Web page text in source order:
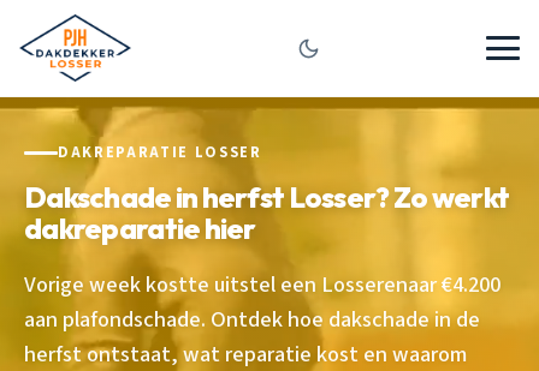
DAKREPARATIE LOSSER
Dakschade in herfst Losser? Zo werkt
dakreparatie hier
Vorige week kostte uitstel een Losserenaar €4.200
aan plafondschade. Ontdek hoe dakschade in de
herfst ontstaat, wat reparatie kost en waarom